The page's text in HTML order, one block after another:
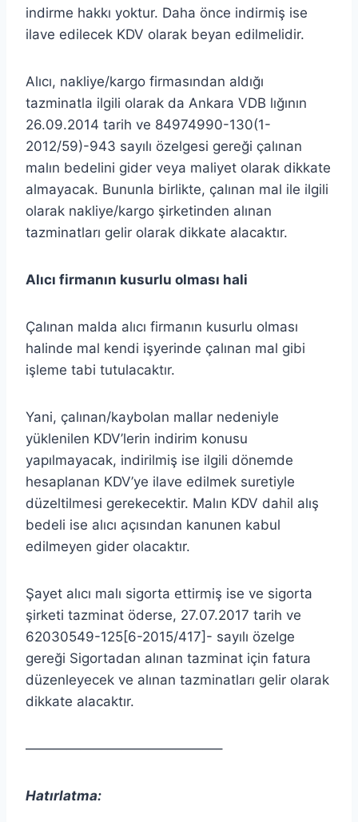
indirme hakkı yoktur. Daha önce indirmiş ise
ilave edilecek KDV olarak beyan edilmelidir.
Alıcı, nakliye/kargo firmasından aldığı
tazminatla ilgili olarak da Ankara VDB lığının
26.09.2014 tarih ve 84974990-130(1-
2012/59)-943 sayılı özelgesi gereği çalınan
malın bedelini gider veya maliyet olarak dikkate
almayacak. Bununla birlikte, çalınan mal ile ilgili
olarak nakliye/kargo şirketinden alınan
tazminatları gelir olarak dikkate alacaktır.
Alıcı firmanın kusurlu olması hali
Çalınan malda alıcı firmanın kusurlu olması
halinde mal kendi işyerinde çalınan mal gibi
işleme tabi tutulacaktır.
Yani, çalınan/kaybolan mallar nedeniyle
yüklenilen KDV’lerin indirim konusu
yapılmayacak, indirilmiş ise ilgili dönemde
hesaplanan KDV’ye ilave edilmek suretiyle
düzeltilmesi gerekecektir. Malın KDV dahil alış
bedeli ise alıcı açısından kanunen kabul
edilmeyen gider olacaktır.
Şayet alıcı malı sigorta ettirmiş ise ve sigorta
şirketi tazminat öderse, 27.07.2017 tarih ve
62030549-125[6-2015/417]- sayılı özelge
gereği Sigortadan alınan tazminat için fatura
düzenleyecek ve alınan tazminatları gelir olarak
dikkate alacaktır.
——————————————–
Hatırlatma: